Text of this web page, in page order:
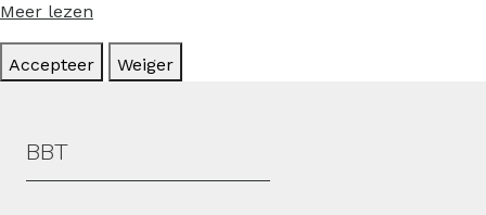
Meer lezen
Accepteer Weiger
Hoofdmenu
BBT